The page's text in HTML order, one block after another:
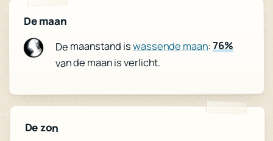
De maan
De maanstand iswassende maan:76%
van de maan is verlicht.
De zon